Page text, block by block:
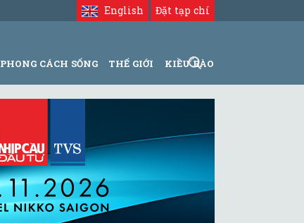
Đặt tạp chí
English
PHONG CÁCH SỐNG THẾ GIỚI KIỀU BÀO